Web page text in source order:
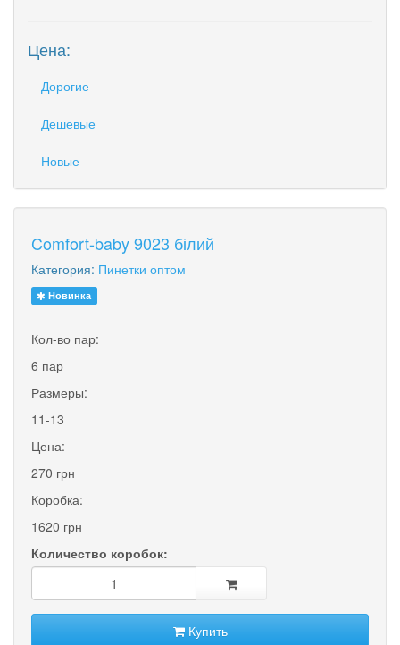
Цена:
Дорогие
Дешевые
Новые
Comfort-baby 9023 білий
Категория: Пинетки оптом
Новинка
Кол-во пар:
6 пар
Размеры:
11-13
Цена:
270 грн
Коробка:
1620 грн
Количество коробок:
Купить